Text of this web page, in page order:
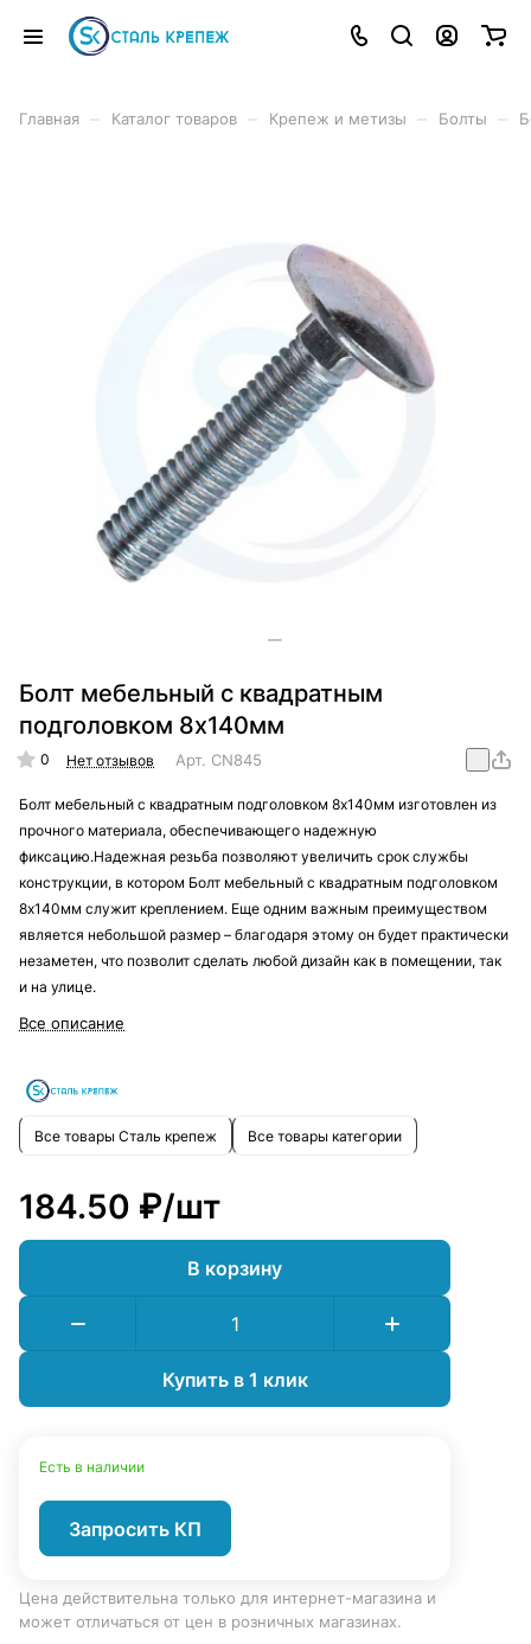
Главная Каталог товаров Крепеж и метизы Болты
Болт мебельный с квадратным
подголовком 8х140мм
0 Нет отзывов Арт. CN845
Болт мебельный с квадратным подголовком 8х140мм изготовлен из
прочного материала, обеспечивающего надежную
фиксацию.Надежная резьба позволяют увеличить срок службы
конструкции, в котором Болт мебельный с квадратным подголовком
8х140мм служит креплением. Еще одним важным преимуществом
является небольшой размер – благодаря этому он будет практически
незаметен, что позволит сделать любой дизайн как в помещении, так
и на улице.
Все описание
Все товары Сталь крепеж Все товары категории
184.50 ₽/шт
В корзину
Купить в 1 клик
Есть в наличии
Запросить КП
Цена действительна только для интернет-магазина и
может отличаться от цен в розничных магазинах.